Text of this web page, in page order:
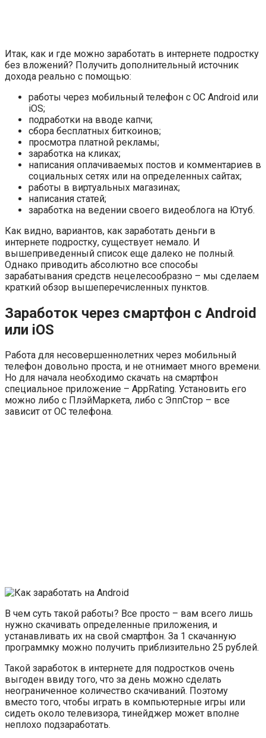
Итак, как и где можно заработать в интернете подростку
без вложений? Получить дополнительный источник
дохода реально с помощью:
работы через мобильный телефон с ОС Android или
iOS;
подработки на вводе капчи;
сбора бесплатных биткоинов;
просмотра платной рекламы;
заработка на кликах;
написания оплачиваемых постов и комментариев в
социальных сетях или на определенных сайтах;
работы в виртуальных магазинах;
написания статей;
заработка на ведении своего видеоблога на Ютуб.
Как видно, вариантов, как заработать деньги в
интернете подростку, существует немало. И
вышеприведенный список еще далеко не полный.
Однако приводить абсолютно все способы
зарабатывания средств нецелесообразно – мы сделаем
краткий обзор вышеперечисленных пунктов.
Заработок через смартфон с Android
или iOS
Работа для несовершеннолетних через мобильный
телефон довольно проста, и не отнимает много времени.
Но для начала необходимо скачать на смартфон
специальное приложение – AppRating. Установить его
можно либо с ПлэйМаркета, либо с ЭппСтор – все
зависит от ОС телефона.
В чем суть такой работы? Все просто – вам всего лишь
нужно скачивать определенные приложения, и
устанавливать их на свой смартфон. За 1 скачанную
программку можно получить приблизительно 25 рублей.
Такой заработок в интернете для подростков очень
выгоден ввиду того, что за день можно сделать
неограниченное количество скачиваний. Поэтому
вместо того, чтобы играть в компьютерные игры или
сидеть около телевизора, тинейджер может вполне
неплохо подзаработать.